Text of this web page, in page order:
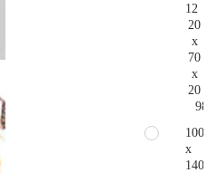
12
20
x
70
x
20
100
x
140